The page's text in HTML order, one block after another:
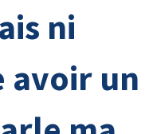
ni
avoir un